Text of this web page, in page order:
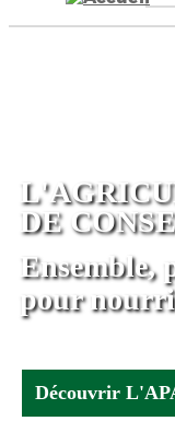
DE
Ensemble,
pour
Découvrir